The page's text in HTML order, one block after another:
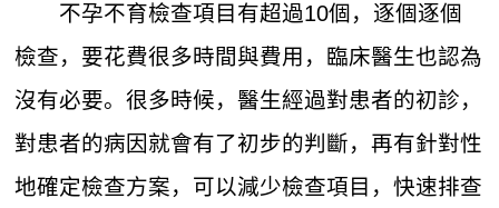
不孕不育檢查項目有超過10個，逐個逐個
檢查，要花費很多時間與費用，臨床醫生也認為
沒有必要。很多時候，醫生經過對患者的初診，
對患者的病因就會有了初步的判斷，再有針對性
地確定檢查方案，可以減少檢查項目，快速排查